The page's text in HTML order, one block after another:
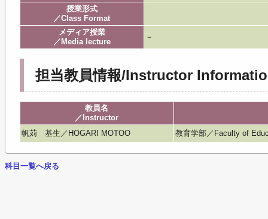
授業形式
／Class Format
メディア授業
／Media lecture
－
担当教員情報/Instructor
教員名
／Instructor
帆苅 基生／HOGARI MOTOO
教育学部／Faculty of
科目一覧へ戻る